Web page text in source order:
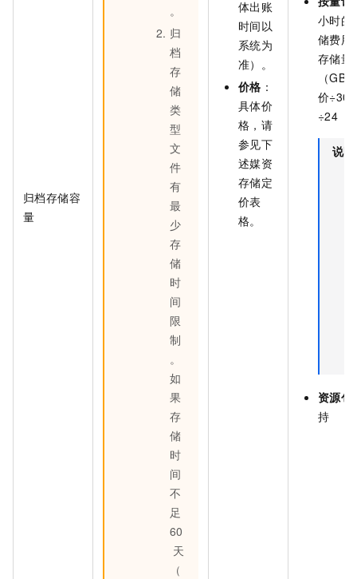
体出账
时间以
系统为
准）。
价格 ：
具体价
格，请
参见下
述媒资
存储定
价表
格。
归档存储容
量
。
归
档
存
储
类
型
文
件
有
最
少
存
储
时
间
限
制
。
如
果
存
储
时
间
不
足
60
天
（
小时的
储费用
存储量
（GB
价÷30
÷24（
说明
资源包
持